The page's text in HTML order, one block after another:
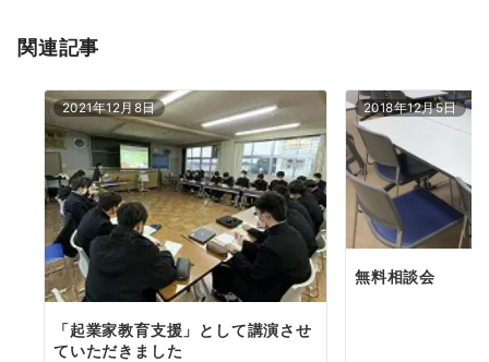
ン
関連記事
2021年12月8日
「起業家教育支援」として講演させ
ていただきました
2018年12月5日
無料相談会